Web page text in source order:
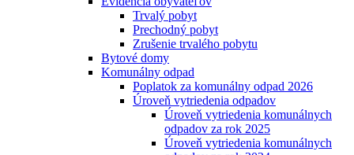
Trvalý pobyt
Prechodný pobyt
Zrušenie trvalého pobytu
Bytové domy
Komunálny odpad
Poplatok za komunálny odpad 2026
Úroveň vytriedenia odpadov
Úroveň vytriedenia komunálnych
odpadov za rok 2025
Úroveň vytriedenia komunálnych